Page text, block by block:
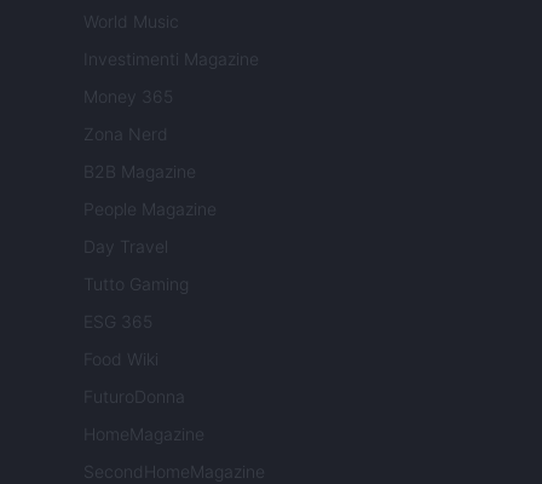
World Music
Investimenti Magazine
Money 365
Zona Nerd
B2B Magazine
People Magazine
Day Travel
Tutto Gaming
ESG 365
Food Wiki
FuturoDonna
HomeMagazine
SecondHomeMagazine